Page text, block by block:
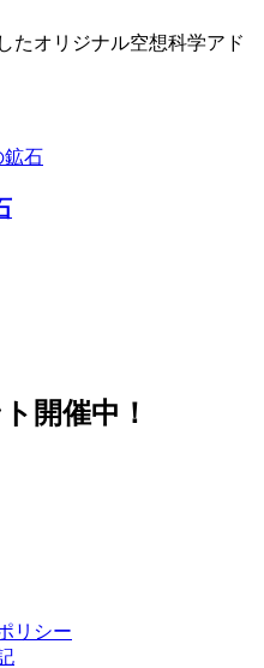
たオリジナル空想科学アド
開催中！
リシー